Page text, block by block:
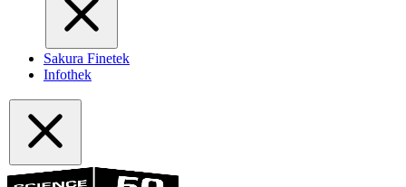
Sakura Finetek
Infothek